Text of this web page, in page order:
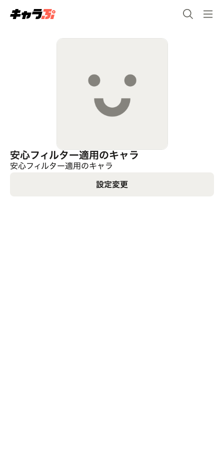
安心フィルター適用のキャラ
安心フィルター適用のキャラ
設定変更